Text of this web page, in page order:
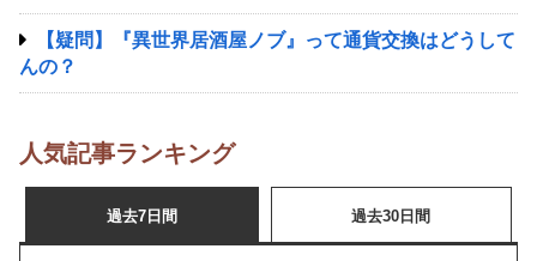
【疑問】『異世界居酒屋ノブ』って通貨交換はどうして
んの？
人気記事ランキング
過去7日間 過去30日間